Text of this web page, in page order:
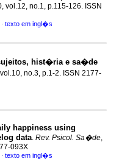
vol.12, no.1, p.115-126. ISSN
· texto em ingl�s
hist�ria e sa�de
no.3, p.1-2. ISSN 2177-
happiness using
data. Rev. Psicol. Sa�de,
093X
· texto em ingl�s